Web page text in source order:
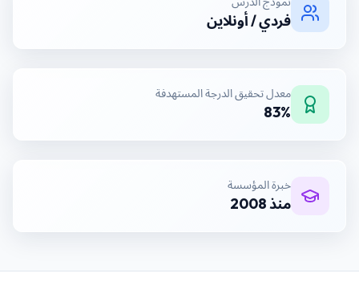
فردي / أونلاين
معدل تحقيق الدرجة المستهدفة
83%
خبرة المؤسسة
منذ 2008